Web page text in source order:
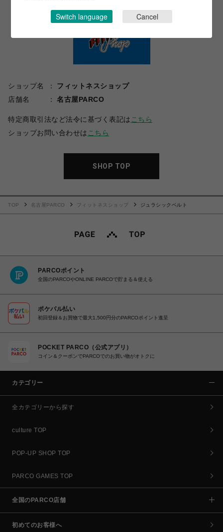
ショップ名
フィットネスショップ
店舗名
名古屋PARCO
特定商取引法など法令に基づく表記は こちら
ショップお問い合わせは こちら
SHOP TOP
TOP 名古屋PARCO フィットネスショップ ジュラシックベルト
PARCOポイント
全国のPARCOやONLINE PARCOで貯まる＆使える
ポケパル払い
初回登録＆お買物で最大1,500円分のPARCOポイント進呈
POCKET PARCO（公式アプリ）
コイン＆クーポンでPARCOでのお買い物がオトクに
カテゴリー
全カテゴリーから探す
culture TOP
POP-UP SHOP TOP
PARCO GAMES TOP
全国のPARCO店舗
初めてのお客様へ
Switch language Cancel